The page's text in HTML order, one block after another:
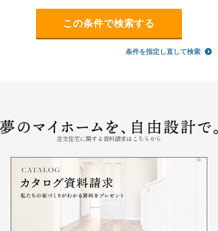
条件を指定し直して検索
注文住宅に関する資料請求はこちらから